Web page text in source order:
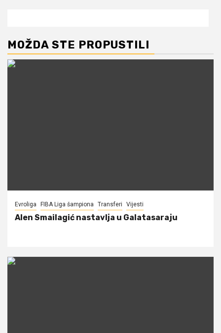
MOŽDA STE PROPUSTILI
Evroliga FIBA Liga šampiona Transferi Vijesti
Alen Smailagić nastavlja u Galatasaraju